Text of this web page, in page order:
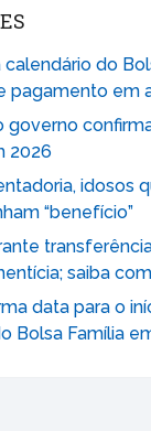
do
pagamento em
2026
idosos
“benefício”
saiba
data para o
Bolsa Família